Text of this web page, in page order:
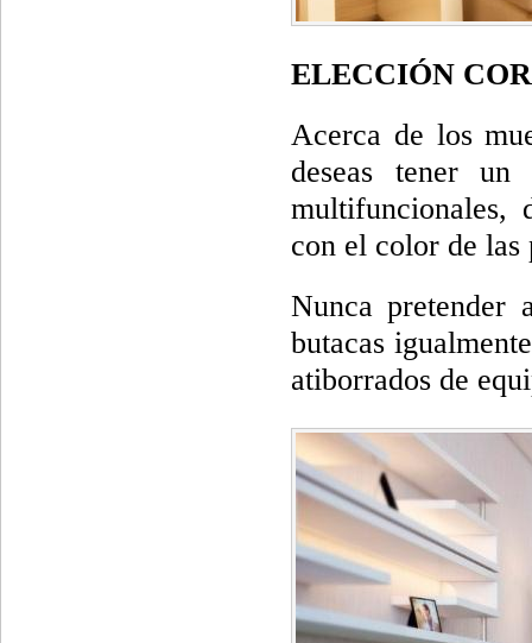
ELECCIÓN
Acerca de los
deseas tener un
multifuncionales,
con el color de las
Nunca pretender
butacas
atiborrados de